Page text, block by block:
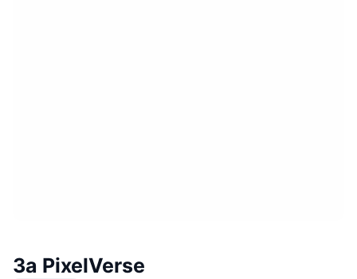
За PixelVerse